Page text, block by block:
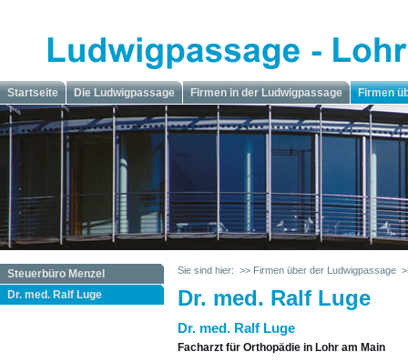
Startseite Die Ludwigpassage Firmen in der Ludwigpassage Firmen
Sie sind hier: >> Firmen über der Ludwigpassage
Steuerbüro Menzel
Dr. med. Ralf Luge
Dr. med. Ralf Luge
Dr. med. Ralf Luge
Facharzt für Orthopädie in Lohr am Main